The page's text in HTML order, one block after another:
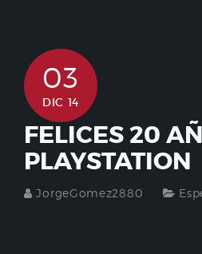
03
DIC 14
FELICES 20
PLAYSTATION
JorgeGomez2880